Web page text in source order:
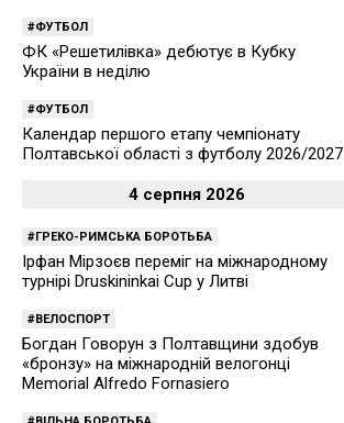
ФУТБОЛ
ФК «Решетилівка» дебютує в Кубку
України в неділю
ФУТБОЛ
Календар першого етапу чемпіонату
Полтавської області з футболу 2026/2027
4 серпня 2026
ГРЕКО-РИМСЬКА БОРОТЬБА
Ірфан Мірзоєв переміг на міжнародному
турнірі Druskininkai Cup у Литві
ВЕЛОСПОРТ
Богдан Говорун з Полтавщини здобув
«бронзу» на міжнародній велогонці
Memorial Alfredo Fornasiero